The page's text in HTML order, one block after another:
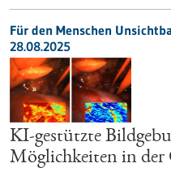
Für den Menschen
28.08.2025
KI-gestützte
Möglichkeiten in der